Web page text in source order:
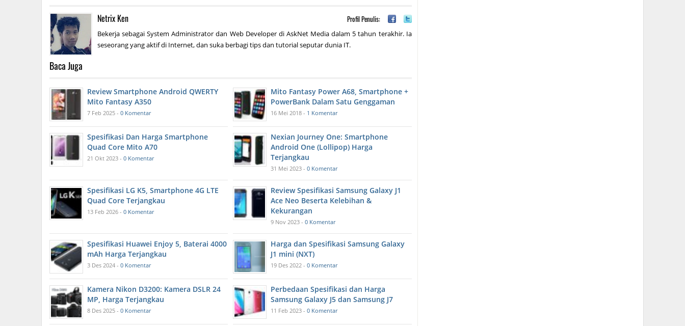
Netrix Ken Profil Penulis:
Bekerja sebagai System Administrator dan Web Developer di AskNet Media dalam 5 tahun terakhir. Ia
seseorang yang aktif di Internet, dan suka berbagi tips dan tutorial seputar dunia IT.
Baca Juga
Review Smartphone Android QWERTY
Mito Fantasy A350
7 Feb 2025 - 0 Komentar
Mito Fantasy Power A68, Smartphone +
PowerBank Dalam Satu Genggaman
16 Mei 2018 - 1 Komentar
Spesifikasi Dan Harga Smartphone
Quad Core Mito A70
21 Okt 2023 - 0 Komentar
Nexian Journey One: Smartphone
Android One (Lollipop) Harga
Terjangkau
31 Mei 2023 -0 Komentar
Spesifikasi LG K5, Smartphone 4G LTE
Quad Core Terjangkau
13 Feb 2026 - 0 Komentar
Review Spesifikasi Samsung Galaxy J1
Ace Neo Beserta Kelebihan &
Kekurangan
9 Nov 2023 -0 Komentar
Spesifikasi Huawei Enjoy 5, Baterai 4000
mAh Harga Terjangkau
3 Des 2024 - 0 Komentar
Harga dan Spesifikasi Samsung Galaxy
J1 mini (NXT)
19 Des 2022 -0 Komentar
Kamera Nikon D3200: Kamera DSLR 24
MP, Harga Terjangkau
8 Des 2025 - 0 Komentar
Perbedaan Spesifikasi dan Harga
Samsung Galaxy J5 dan Samsung J7
11 Feb 2023 -0 Komentar